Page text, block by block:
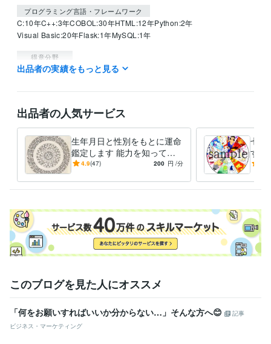
プログラミング言語・フレームワーク
C:10年C++:3年COBOL:30年HTML:12年Python:2年
Visual Basic:20年Flask:1年MySQL:1年
得意分野
占い 密教占星法・梅花心易・地理風水
出品者の実績をもっと見る
出品者の人気サービス
生年月日と性別をもとに運命
鑑定します 能力を知って可
能な多くの道のより良き選択
4.9(47) 200 円 /分
七政
す
に関
このブログを見た人にオススメ
「何をお願いすればいいか分からない…」そんな方へ😊
記事
ビジネス・マーケティング